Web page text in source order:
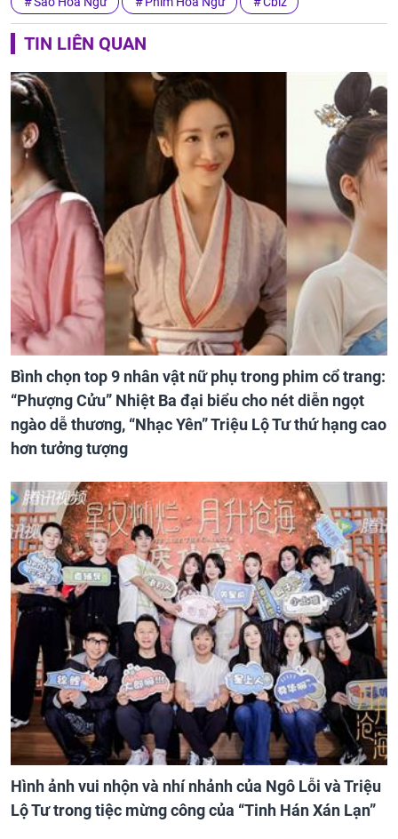
TIN LIÊN QUAN
Bình chọn top 9 nhân vật nữ phụ trong phim cổ trang:
“Phượng Cửu” Nhiệt Ba đại biểu cho nét diễn ngọt
ngào dễ thương, “Nhạc Yên” Triệu Lộ Tư thứ hạng cao
hơn tưởng tượng
Hình ảnh vui nhộn và nhí nhảnh của Ngô Lỗi và Triệu
Lộ Tư trong tiệc mừng công của “Tinh Hán Xán Lạn”